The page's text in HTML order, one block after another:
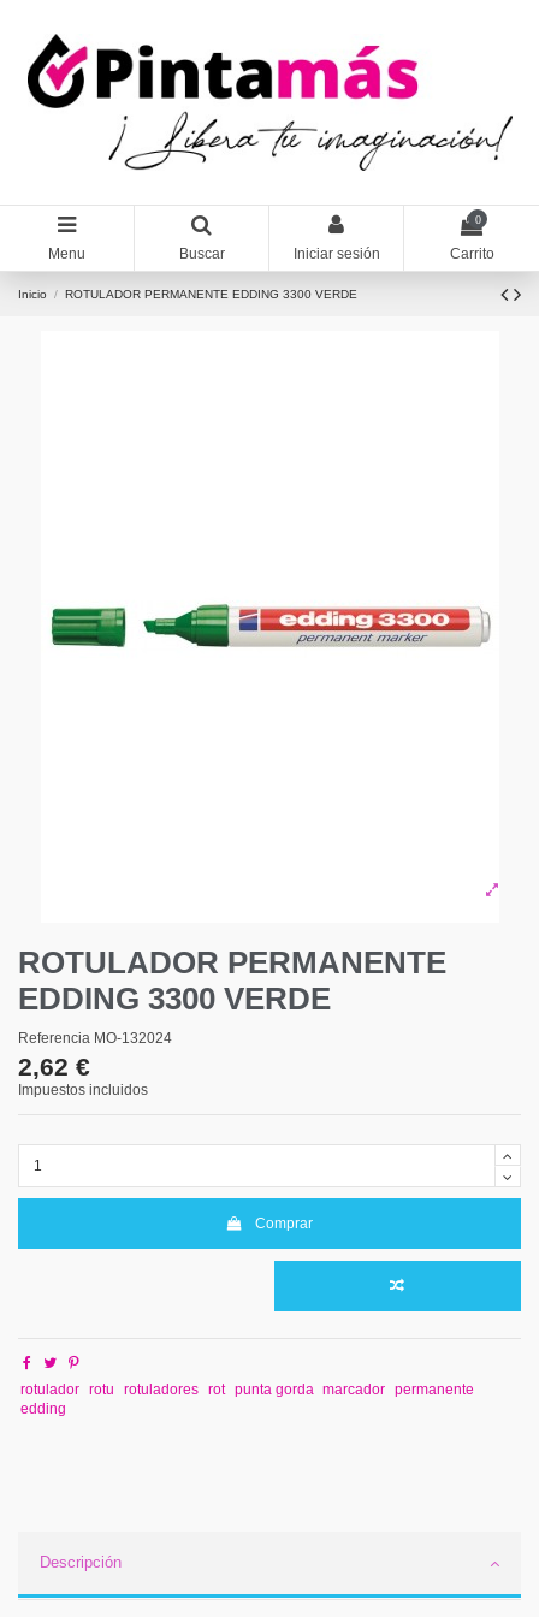
Menu Buscar Iniciar sesión
0
Carrito
Inicio ROTULADOR PERMANENTE EDDING 3300 VERDE
ROTULADOR PERMANENTE
EDDING 3300 VERDE
Referencia MO-132024
2,62 €
Impuestos incluidos
Comprar
rotulador rotu rotuladores rot punta gorda marcador permanente
edding
Descripción